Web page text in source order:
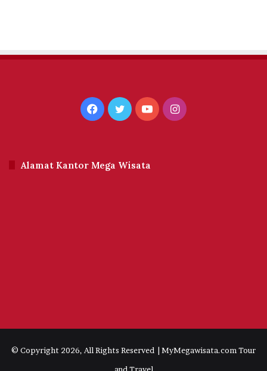
Facebook
TwitterYouTubeInstagram
Alamat Kantor Mega Wisata
© Copyright 2026, All Rights Reserved | MyMegawisata.com Tour
and Travel